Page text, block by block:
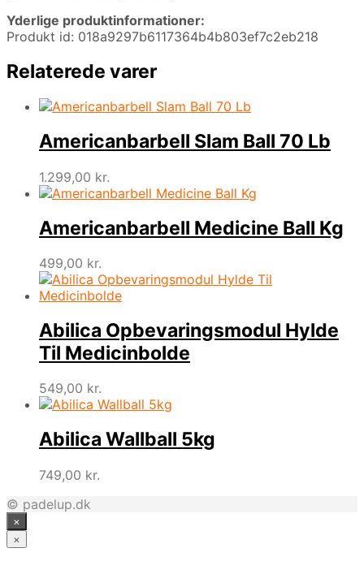
Yderlige produktinformationer:
Produkt id: 018a9297b6117364b4b803ef7c2eb218
Relaterede varer
Americanbarbell Slam Ball 70 Lb
1.299,00 kr.
Americanbarbell Medicine Ball Kg
499,00 kr.
Abilica Opbevaringsmodul Hylde
Til Medicinbolde
549,00 kr.
Abilica Wallball 5kg
749,00 kr.
© padelup.dk
×
×